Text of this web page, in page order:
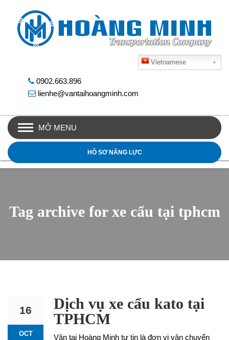
Vietnamese
0902.663.896
lienhe@vantaihoangminh.com
MỞ MENU
HỒ SƠ NĂNG LỰC
Tag archive for xe cẩu tại tphcm
16
OCT
Dịch vụ xe cẩu kato tại
TPHCM
Vận tại Hoàng Minh tự tin là đơn vị vận chuyển